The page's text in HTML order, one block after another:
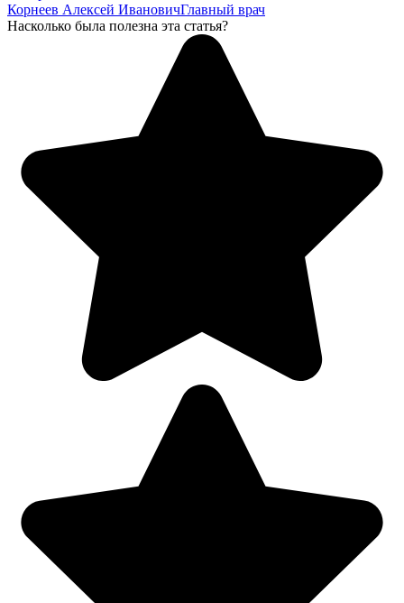
Корнеев Алексей ИвановичГлавный врач
Насколько была полезна эта статья?